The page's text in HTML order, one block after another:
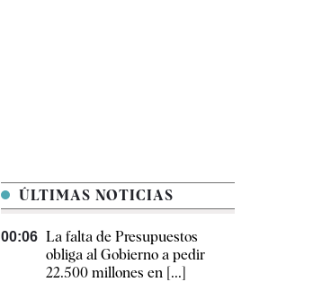
ÚLTIMAS NOTICIAS
00:06 La falta de Presupuestos
obliga al Gobierno a pedir
22.500 millones en [...]